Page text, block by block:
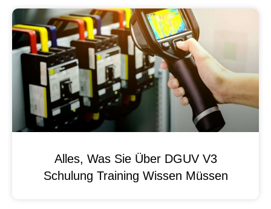
Alles, Was Sie Über DGUV V3
Schulung Training Wissen Müssen